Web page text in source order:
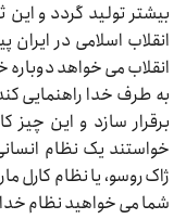
بیشتر تولید گردد و این
انقلاب اسلامی در
انقلاب می‌‌‌ خواهد دوباره
به طرف خدا راهنمایی
برقرار سازد و این چیز
خواستند یک نظام
ژاک روسو، یا نظام کارل
شما می‌‌‌ خواهید نظام خدا